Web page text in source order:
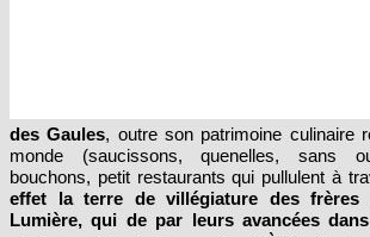
, outre son patrimoine culinaire
monde (saucissons, quenelles, sans
bouchons, petit restaurants qui pullulent à
effet la terre de villégiature des frères
Lumière, qui de par leurs avancées
photographie à l’aune du 20èmesiècle,